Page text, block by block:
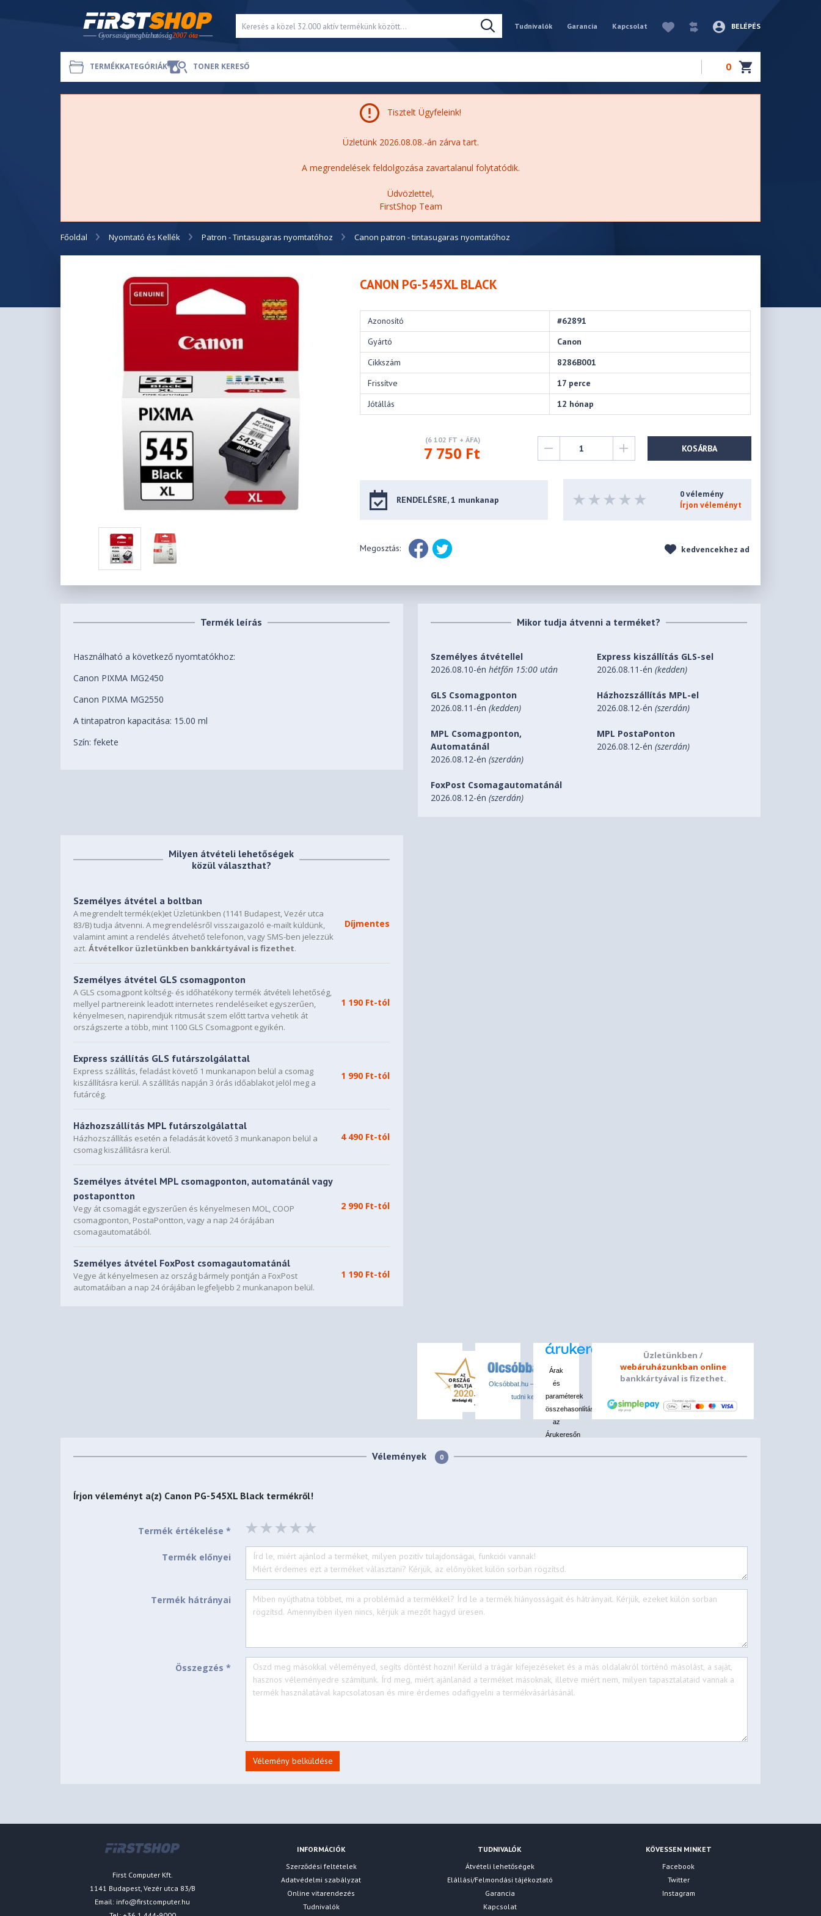
Tudnivalók Garancia Kapcsolat BELÉPÉS
TERMÉKKATEGÓRIÁK TONER KERESŐ 0
Tisztelt Ügyfeleink!
Üzletünk 2026.08.08.-án zárva tart.
A megrendelések feldolgozása zavartalanul folytatódik.
Üdvözlettel,
FirstShop Team
Főoldal Nyomtató és Kellék Patron - Tintasugaras nyomtatóhoz Canon patron - tintasugaras nyomtatóhoz
CANON PG-545XL BLACK
Azonosító
#62891
Gyártó
Canon
Cikkszám
8286B001
Frissítve
17 perce
Jótállás
12 hónap
(6 102 FT + ÁFA)
7 750 Ft KOSÁRBA
RENDELÉSRE, 1 munkanap
0 vélemény
Írjon véleményt
Megosztás: kedvencekhez ad
Termék leírás
Használható a következő nyomtatókhoz:
Canon PIXMA MG2450
Canon PIXMA MG2550
A tintapatron kapacitása: 15.00 ml
Szín: fekete
Mikor tudja átvenni a terméket?
Személyes átvétellel
2026.08.10-énhétfőn 15:00 után
Express kiszállítás GLS-sel
2026.08.11-én (kedden)
GLS Csomagponton
2026.08.11-én(kedden)
Házhozszállítás MPL-el
2026.08.12-én (szerdán)
MPL Csomagponton,
Automatánál
2026.08.12-én(szerdán)
MPL PostaPonton
2026.08.12-én (szerdán)
FoxPost Csomagautomatánál
2026.08.12-én(szerdán)
Milyen átvételi lehetőségek
közül választhat?
Személyes átvétel a boltban
A megrendelt termék(ek)et Üzletünkben (1141 Budapest, Vezér utca
83/B) tudja átvenni. A megrendelésről visszaigazoló e-mailt küldünk,
valamint amint a rendelés átvehető telefonon, vagy SMS-ben jelezzük
azt.Átvételkor üzletünkben bankkártyával is fizethet.
Díjmentes
Személyes átvétel GLS csomagponton
A GLS csomagpont költség- és időhatékony termék átvételi lehetőség,
mellyel partnereink leadott internetes rendeléseiket egyszerűen,
kényelmesen, napirendjük ritmusát szem előtt tartva vehetik át
országszerte a több, mint 1100 GLS Csomagpont egyikén.
1 190 Ft-tól
Express szállítás GLS futárszolgálattal
Express szállítás, feladást követő 1 munkanapon belül a csomag
kiszállításra kerül. A szállítás napján 3 órás időablakot jelöl meg a
futárcég.
1 990 Ft-tól
Házhozszállítás MPL futárszolgálattal
Házhozszállítás esetén a feladását követő 3 munkanapon belül a
csomag kiszállításra kerül.
4 490 Ft-tól
Személyes átvétel MPL csomagponton, automatánál vagy
postapontton
Vegy át csomagját egyszerűen és kényelmesen MOL, COOP
csomagponton, PostaPontton, vagy a nap 24 órájában
csomagautomatából.
2 990 Ft-tól
Személyes átvétel FoxPost csomagautomatánál
Vegye át kényelmesen az ország bármely pontján a FoxPost
automatáiban a nap 24 órájában legfeljebb 2 munkanapon belül.
1 190 Ft-tól
Olcsóbbat.hu – Spórolni
tudni kell
Árak
és
paraméterek
összehasonlítása
az
Árukeresőn
Üzletünkben /
webáruházunkban online
bankkártyával is fizethet.
Vélemények 0
Írjon véleményt a(z) Canon PG-545XL Black termékről!
Termék értékelése *
Termék előnyei
Termék hátrányai
Összegzés *
Vélemény belküldése
First Computer Kft.
1141 Budapest, Vezér utca 83/B
Email: info@firstcomputer.hu
INFORMÁCIÓK
Szerződési feltételek
Adatvédelmi szabályzat
Online vitarendezés
Tudnivalók
TUDNIVALÓK
Átvételi lehetőségek
Elállási/Felmondási tájékoztató
Garancia
Kapcsolat
KÖVESSEN MINKET
Facebook
Twitter
Instagram